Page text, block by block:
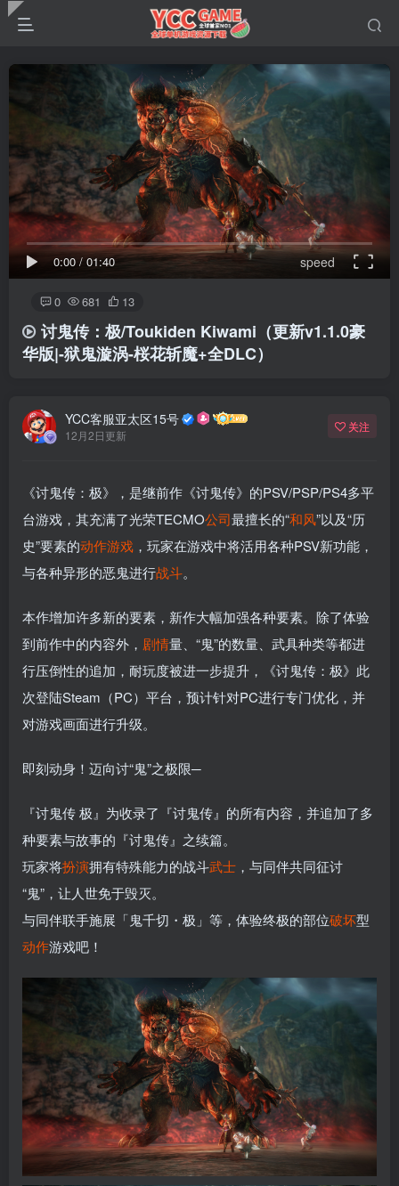
0:00/01:40 speed
0 681 13
讨鬼传：极/Toukiden Kiwami （更新v1.1.0豪
华版|-狱鬼漩涡-桜花斩魔+全DLC）
YCC客服亚太区15号
12月2日更新
关注
《讨鬼传：极》，是继前作《讨鬼传》的PSV/PSP/PS4多平
台游戏，其充满了光荣TECMO公司最擅长的“和风”以及“历
史”要素的动作游戏 ，玩家在游戏中将活用各种PSV新功能，
与各种异形的恶鬼进行战斗。
本作增加许多新的要素，新作大幅加强各种要素。除了体验
到前作中的内容外， 剧情量、“鬼”的数量、武具种类等都进
行压倒性的追加，耐玩度被进一步提升，《讨鬼传：极》此
次登陆Steam（PC）平台，预计针对PC进行专门优化，并
对游戏画面进行升级。
即刻动身！迈向讨“鬼”之极限─
『讨鬼传 极』为收录了『讨鬼传』的所有内容，并追加了多
种要素与故事的『讨鬼传』之续篇。
玩家将扮演拥有特殊能力的战斗武士 ，与同伴共同征讨
“鬼”，让人世免于毁灭。
与同伴联手施展「鬼千切・极」等，体验终极的部位破坏型
动作游戏吧！